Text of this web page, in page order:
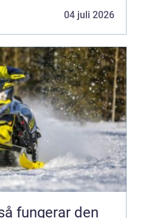
04 juli 2026